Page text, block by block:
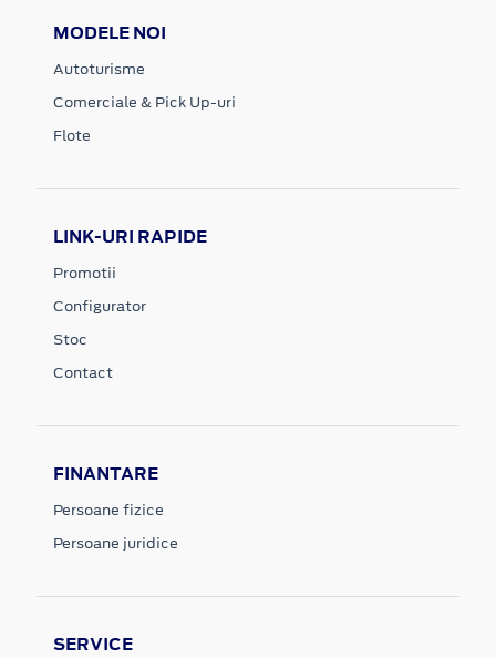
MODELE NOI
Autoturisme
Comerciale & Pick Up-uri
Flote
LINK-URI RAPIDE
Promotii
Configurator
Stoc
Contact
FINANTARE
Persoane fizice
Persoane juridice
SERVICE